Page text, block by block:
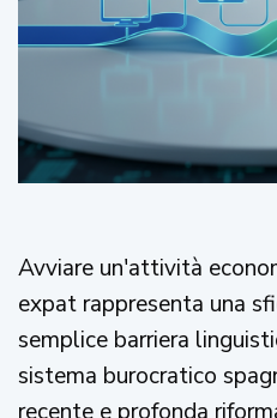
Avviare un'attività
expat rappresenta una
semplice barriera
sistema burocratico